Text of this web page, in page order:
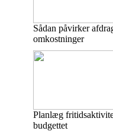
Sådan påvirker
omkostninger
Planlæg
budgettet